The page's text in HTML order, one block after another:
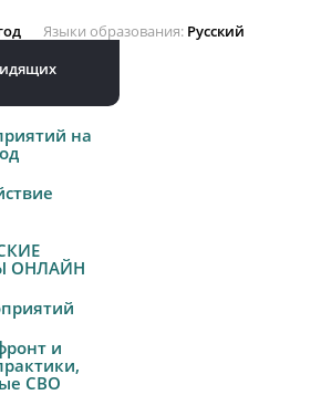
Языки образования Русский
на
ОНЛАЙН
и
СВО